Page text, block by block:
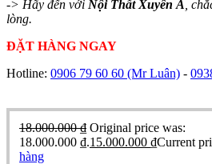
-> Hãy đến với Nội Thất Xuyên Á ,
lòng.
ĐẶT HÀNG NGAY
Hotline: 0906 79 60 60 (Mr Luân) -
18.000.000₫ Original price was:
18.000.000 ₫.15.000.000 ₫Current
hàng